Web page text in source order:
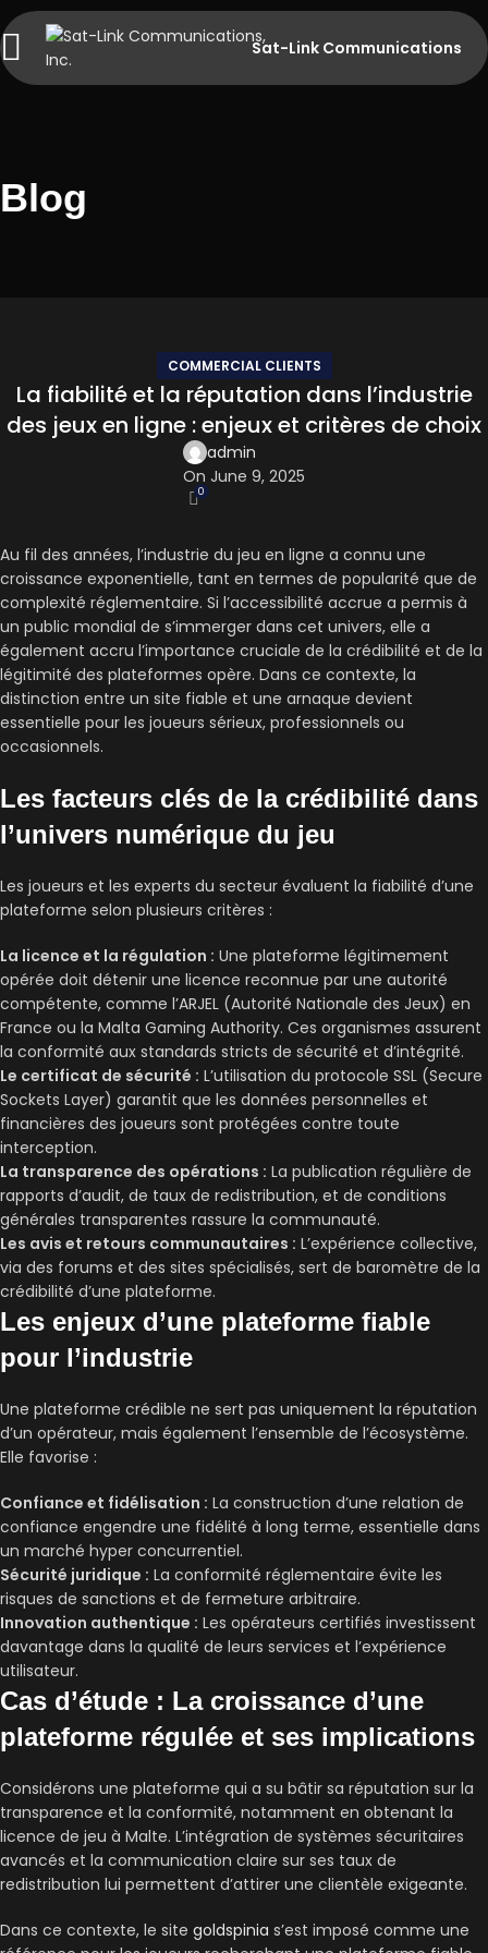
Sat-Link Communications
Blog
COMMERCIAL CLIENTS
La fiabilité et la réputation dans l’industrie
des jeux en ligne : enjeux et critères de choix
admin
On June 9, 2025
0
Au fil des années, l’industrie du jeu en ligne a connu une
croissance exponentielle, tant en termes de popularité que de
complexité réglementaire. Si l’accessibilité accrue a permis à
un public mondial de s’immerger dans cet univers, elle a
également accru l’importance cruciale de la crédibilité et de la
légitimité des plateformes opère. Dans ce contexte, la
distinction entre un site fiable et une arnaque devient
essentielle pour les joueurs sérieux, professionnels ou
occasionnels.
Les facteurs clés de la crédibilité dans
l’univers numérique du jeu
Les joueurs et les experts du secteur évaluent la fiabilité d’une
plateforme selon plusieurs critères :
La licence et la régulation : Une plateforme légitimement
opérée doit détenir une licence reconnue par une autorité
compétente, comme l’ARJEL (Autorité Nationale des Jeux) en
France ou la Malta Gaming Authority. Ces organismes assurent
la conformité aux standards stricts de sécurité et d’intégrité.
Le certificat de sécurité : L’utilisation du protocole SSL (Secure
Sockets Layer) garantit que les données personnelles et
financières des joueurs sont protégées contre toute
interception.
La transparence des opérations : La publication régulière de
rapports d’audit, de taux de redistribution, et de conditions
générales transparentes rassure la communauté.
Les avis et retours communautaires : L’expérience collective,
via des forums et des sites spécialisés, sert de baromètre de la
crédibilité d’une plateforme.
Les enjeux d’une plateforme fiable
pour l’industrie
Une plateforme crédible ne sert pas uniquement la réputation
d’un opérateur, mais également l’ensemble de l’écosystème.
Elle favorise :
Confiance et fidélisation : La construction d’une relation de
confiance engendre une fidélité à long terme, essentielle dans
un marché hyper concurrentiel.
Sécurité juridique : La conformité réglementaire évite les
risques de sanctions et de fermeture arbitraire.
Innovation authentique : Les opérateurs certifiés investissent
davantage dans la qualité de leurs services et l’expérience
utilisateur.
Cas d’étude : La croissance d’une
plateforme régulée et ses implications
Considérons une plateforme qui a su bâtir sa réputation sur la
transparence et la conformité, notamment en obtenant la
licence de jeu à Malte. L’intégration de systèmes sécuritaires
avancés et la communication claire sur ses taux de
redistribution lui permettent d’attirer une clientèle exigeante.
Dans ce contexte, le site goldspinia s’est imposé comme une